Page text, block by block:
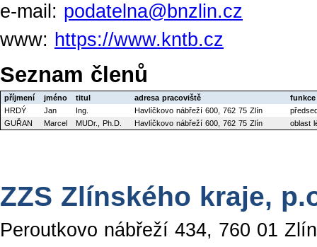
e-mail: podatelna@bnzlin.cz
www: https://www.kntb.cz
Seznam členů
příjmení jméno titul adresa pracoviště
funkce
HRDÝ
Jan Ing. Havlíčkovo nábřeží 600, 762 75 Zlín
GUŘAN
Marcel MUDr., Ph.D. Havlíčkovo nábřeží 600, 762 75 Zlín oblast
ZZS Zlínského kraje,
Peroutkovo nábřeží 434, 760 01 Zlín